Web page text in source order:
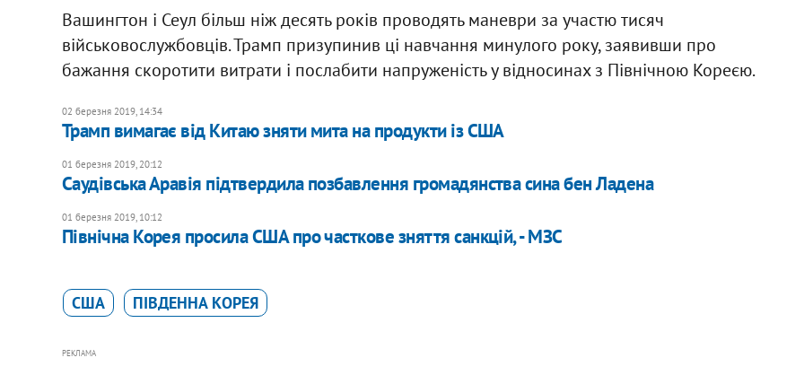
Вашингтон і Сеул більш ніж десять років проводять маневри за участю тисяч
військовослужбовців. Трамп призупинив ці навчання минулого року, заявивши про
бажання скоротити витрати і послабити напруженість у відносинах з Північною Кореєю.
02 березня 2019, 14:34
Трамп вимагає від Китаю зняти мита на продукти із США
01 березня 2019, 20:12
Саудівська Аравія підтвердила позбавлення громадянства сина бен Ладена
01 березня 2019, 10:12
Північна Корея просила США про часткове зняття санкцій, - МЗС
США ПІВДЕННА КОРЕЯ
РЕКЛАМА